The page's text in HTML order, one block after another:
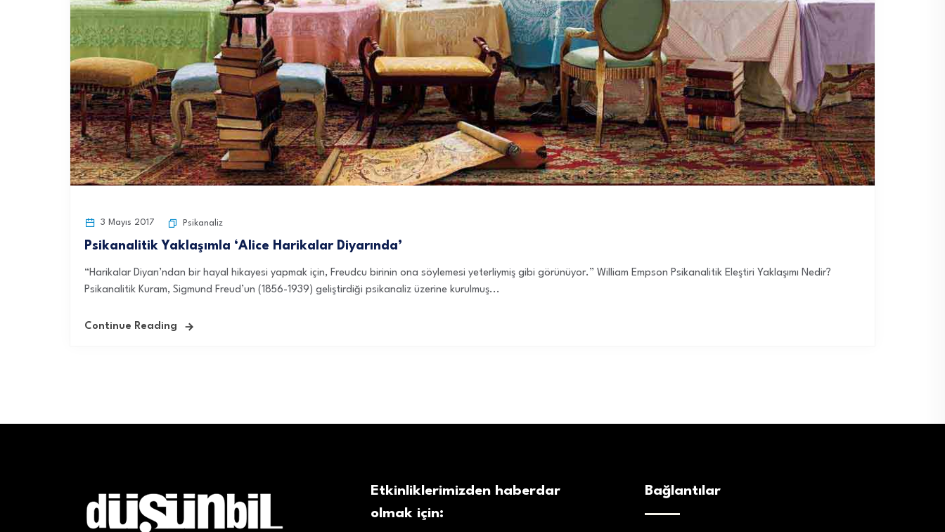
3 Mayıs 2017 Psikanaliz
Psikanalitik Yaklaşımla ‘Alice Harikalar Diyarında’
“Harikalar Diyarı’ndan bir hayal hikayesi yapmak için, Freudcu birinin ona söylemesi yeterliymiş gibi görünüyor.” William Empson Psikanalitik Eleştiri Yaklaşımı Nedir?
Psikanalitik Kuram, Sigmund Freud’un (1856-1939) geliştirdiği psikanaliz üzerine kurulmuş...
Continue Reading
Etkinliklerimizden haberdar
olmak için:
Bağlantılar